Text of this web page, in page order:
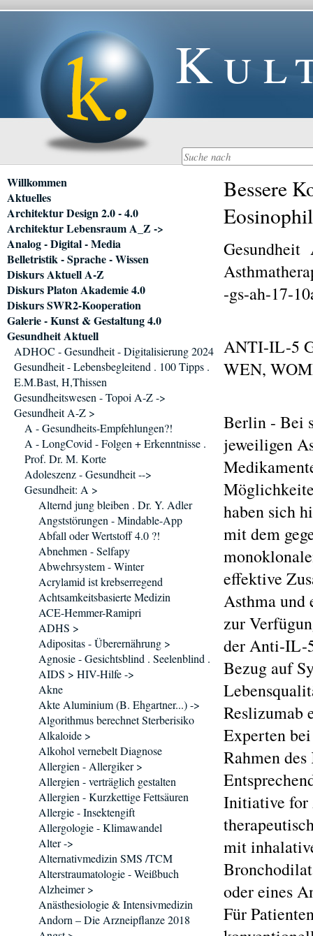
Bessere
-gs-ah-17-
ANTI-IL-5
WEN,
Berlin - Bei
jeweiligen
haben sich
mit dem
effektive
Asthma und
zur
der Anti-IL-
Bezug auf
Reslizumab
Experten
Rahmen
Initiative for
mit
oder eines
Für
Navigation
überspringen
Willkommen
Aktuelles
Architektur Design 2.0 - 4.0
Architektur Lebensraum A_Z ->
Analog - Digital - Media
Belletristik - Sprache - Wissen
Diskurs Aktuell A-Z
Diskurs Platon Akademie 4.0
Diskurs SWR2-Kooperation
Galerie - Kunst & Gestaltung 4.0
Gesundheit Aktuell
ADHOC - Gesundheit - Digitalisierung 2024
Gesundheit - Lebensbegleitend . 100 Tipps .
E.M.Bast, H,Thissen
Gesundheitswesen - Topoi A-Z ->
Gesundheit A-Z >
A - Gesundheits-Empfehlungen?!
A - LongCovid - Folgen + Erkenntnisse .
Prof. Dr. M. Korte
Adoleszenz - Gesundheit -->
Gesundheit: A >
Alternd jung bleiben . Dr. Y. Adler
Angststörungen - Mindable-App
Abfall oder Wertstoff 4.0 ?!
Abnehmen - Selfapy
Abwehrsystem - Winter
Acrylamid ist krebserregend
Achtsamkeitsbasierte Medizin
ACE-Hemmer-Ramipri
ADHS >
Adipositas - Überernährung >
Agnosie - Gesichtsblind . Seelenblind .
AIDS > HIV-Hilfe ->
Akne
Akte Aluminium (B. Ehgartner...) ->
Algorithmus berechnet Sterberisiko
Alkaloide >
Alkohol vernebelt Diagnose
Allergien - Allergiker >
Allergien - verträglich gestalten
Allergien - Kurzkettige Fettsäuren
Allergie - Insektengift
Allergologie - Klimawandel
Alter ->
Alternativmedizin SMS /TCM
Alterstraumatologie - Weißbuch
Alzheimer >
Anästhesiologie & Intensivmedizin
Andorn – Die Arzneipflanze 2018